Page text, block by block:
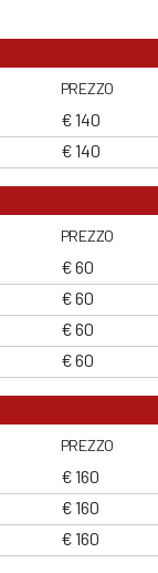
PREZZO
€ 140
€ 140
PREZZO
€ 60
€ 60
€ 60
€ 60
PREZZO
€ 160
€ 160
€ 160